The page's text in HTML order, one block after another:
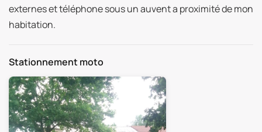
externes et téléphone sous un auvent a proximité de mon
habitation.
Stationnement moto